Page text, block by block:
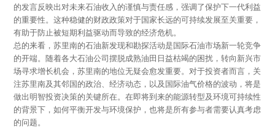
的发言反映出对未来石油收入的谨慎与责任感，强调了保护下一代利益
的重要性。这种稳健的财政政策对于国家长远的可持续发展至关重要，
有助于防止被短期利益驱动而导致的经济危机。
总的来看，苏里南的石油新发现和勘探活动是国际石油市场新一轮竞争
的开端。随着各大石油公司摆脱成熟油田日益枯竭的困扰，转向新兴市
场寻求增长机会，苏里南的地位无疑会愈发重要。对于投资者而言，关
注苏里南及其邻国的政治、经济动态，以及国际油气价格的波动，将是
做出明智投资决策的关键所在。在即将到来的能源转型及环境可持续性
的背景下，如何平衡开发与环境保护，也将是所有参与者需要认真考虑
的问题。